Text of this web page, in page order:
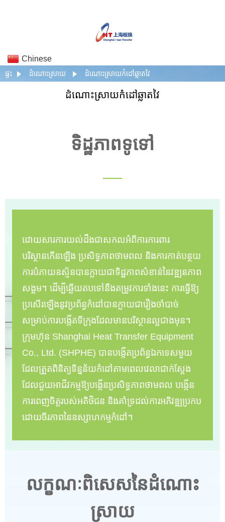
Chinese
ផ្ទះ ដំណោះស្រាយ ដំណោះស្រាយកំដៅឆ្លាតវៃ
ដំណោះស្រាយកំដៅឆ្លាតវៃ
ទិដ្ឋភាពទូទៅ
ដោយសារការយល់ដឹងជាសកលអំពីការការពារ
បរិស្ថានកើនឡើង ប្រសិទ្ធភាពថាមពល និងការកាត់បន្ថយ
ការបំភាយឧស្ម័នបានក្លាយជាទិដ្ឋភាពសំខាន់នៃវឌ្ឍនភាព
សង្គម។ ដើម្បីឆ្លើយតបទៅនឹងតម្រូវការទាំងនេះ ការធ្វើឱ្យ
ប្រសើរឡើងនូវប្រព័ន្ធកំដៅបានក្លាយជារឿងចាំបាច់
សម្រាប់ការបង្កើតទីក្រុងដែលមានបរិស្ថានល្អជាងមុន។
ក្រុមហ៊ុន Shanghai Heat Transfer Equipment
Co., Ltd. (SHPHE) បានបង្កើតប្រព័ន្ធឯកទេសមួយ
ដែលត្រួតពិនិត្យទិន្នន័យកំដៅតាមពេលវេលាជាក់ស្តែង
ដែលជួយអាជីវកម្មឱ្យបង្កើនប្រសិទ្ធភាពថាមពល បង្កើន
ការពេញចិត្តរបស់អតិថិជន និងគាំទ្រដល់ការអភិវឌ្ឍប្រកប
ដោយចីរភាពនៃឧស្សាហកម្មកំដៅ។
លក្ខណៈពិសេសនៃដំណោះ
ស្រាយ